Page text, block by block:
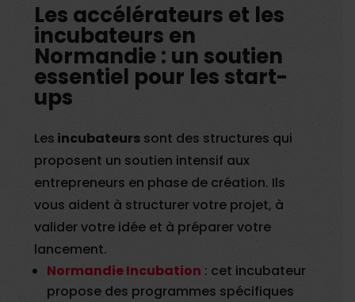
Les accélérateurs et les
incubateurs en
Normandie : un soutien
essentiel pour les start-
ups
Les incubateurs sont des structures qui
proposent un soutien intensif aux
entrepreneurs en phase de création. Ils
vous aident à structurer votre projet, à
valider votre idée et à préparer votre
lancement.
Normandie Incubation : cet incubateur
propose des programmes spécifiques